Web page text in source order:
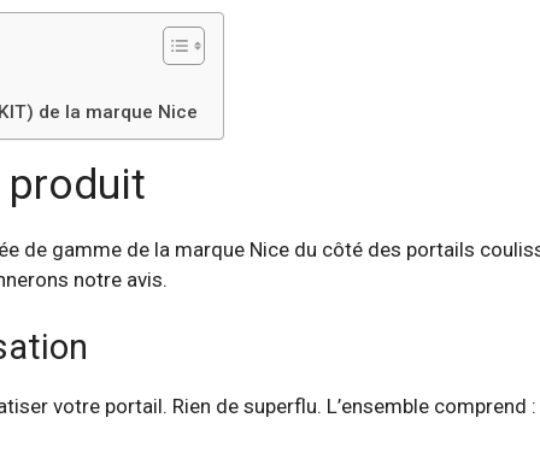
de la marque Nice
produit
de gamme de la marque Nice du côté des portails
notre avis.
votre portail. Rien de superflu. L’ensemble comprend :